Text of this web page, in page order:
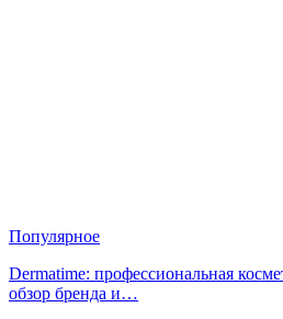
Популярное
Dermatime: профессиональная
обзор бренда и…